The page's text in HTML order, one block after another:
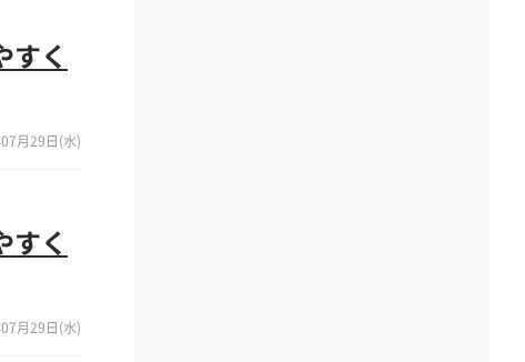
すく
月29日(水)
すく
月29日(水)